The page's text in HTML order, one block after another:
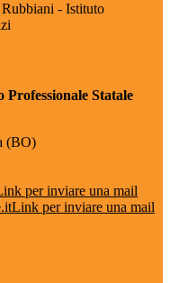
- Istituto
Statale
(BO)
per inviare una mail
Link per inviare una mail